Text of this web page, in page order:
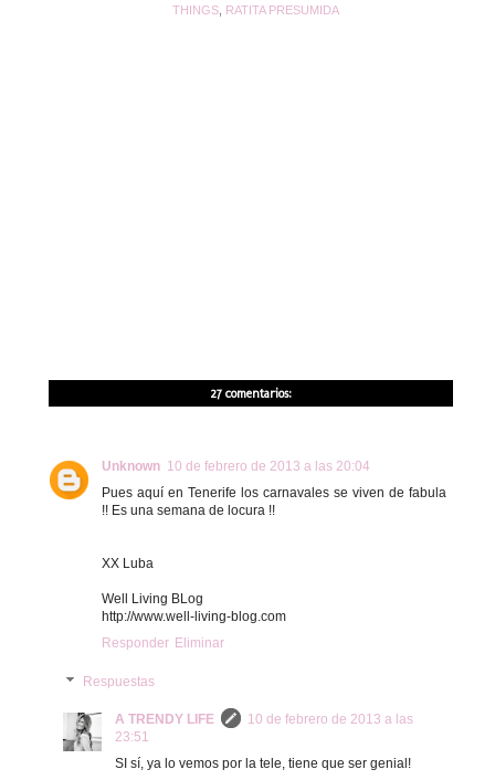
THINGS RATITA PRESUMIDA
27 comentarios:
Unknown 10 de febrero de 2013 a las 20:04
Pues aquí en Tenerife los carnavales se viven de fabula
!! Es una semana de locura !!
XX Luba
Well Living BLog
http://www.well-living-blog.com
Responder Eliminar
Respuestas
A TRENDY LIFE
10 de febrero de 2013 a las
23:51
SI sí, ya lo vemos por la tele, tiene que ser genial!